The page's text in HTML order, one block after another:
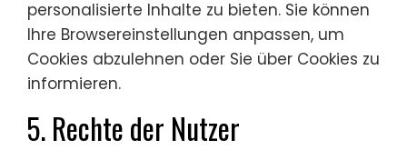
personalisierte Inhalte zu bieten. Sie können
Ihre Browsereinstellungen anpassen, um
Cookies abzulehnen oder Sie über Cookies zu
informieren.
5. Rechte der Nutzer